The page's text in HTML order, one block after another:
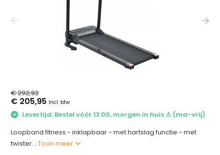
€ 292,92
€ 205,95 Incl. btw
Levertijd: Bestel vóór 13:00, morgen in huis ⚠ (ma-vrij)
Loopband fitness - inklapbaar - met hartslag functie - met
twister...Toon meer